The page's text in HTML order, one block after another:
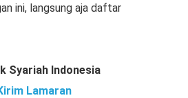
ini, langsung aja daftar
Syariah Indonesia
Lamaran